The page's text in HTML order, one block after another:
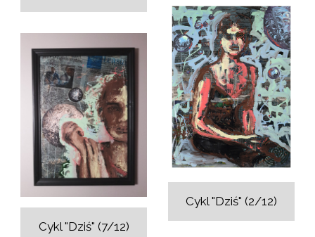
Cykl "Dziś" (2/12)
Cykl "Dziś" (7/12)